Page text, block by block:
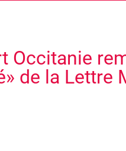
Occitanie
de la Lettre